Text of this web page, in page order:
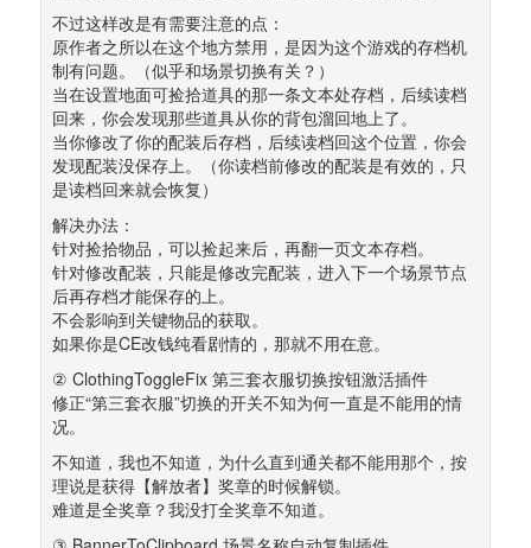
不过这样改是有需要注意的点：
原作者之所以在这个地方禁用，是因为这个游戏的存档机
制有问题。（似乎和场景切换有关？）
当在设置地面可捡拾道具的那一条文本处存档，后续读档
回来，你会发现那些道具从你的背包溜回地上了。
当你修改了你的配装后存档，后续读档回这个位置，你会
发现配装没保存上。（你读档前修改的配装是有效的，只
是读档回来就会恢复）
解决办法：
针对捡拾物品，可以捡起来后，再翻一页文本存档。
针对修改配装，只能是修改完配装，进入下一个场景节点
后再存档才能保存的上。
不会影响到关键物品的获取。
如果你是CE改钱纯看剧情的，那就不用在意。
② ClothingToggleFix 第三套衣服切换按钮激活插件
修正“第三套衣服”切换的开关不知为何一直是不能用的情
况。
不知道，我也不知道，为什么直到通关都不能用那个，按
理说是获得【解放者】奖章的时候解锁。
难道是全奖章？我没打全奖章不知道。